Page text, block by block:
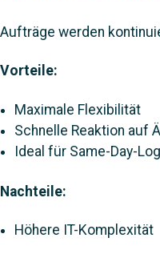
Aufträge werden
Vorteile:
Maximale Flexibilität
Schnelle Reaktion auf
Ideal für Same-Day-
Nachteile:
Höhere IT-Komplexität